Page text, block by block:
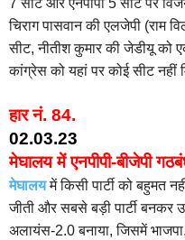
7 सीट और एनपीपी 5 सीट पर
चिराग पासवान की एलजेपी (राम
सीट, नीतीश कुमार की जेडीयू को
कांग्रेस को यहां पर कोई सीट नहीं
हार नं. 84.
02.03.23
मेघालय में एनपीपी-बीजेपी
मेघालयमें किसी पार्टी को बहुमत
जीती और सबसे बड़ी पार्टी बनकर
अलायंस-2.0 बनाया, जिसमें